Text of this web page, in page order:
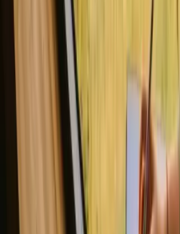
Min igloo-getaway: En